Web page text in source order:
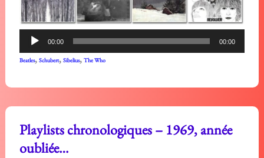
Lecteur
audio
00:00 00:00
Beatles, Schubert, Sibelius, The Who
Playlists chronologiques – 1969, année
oubliée…